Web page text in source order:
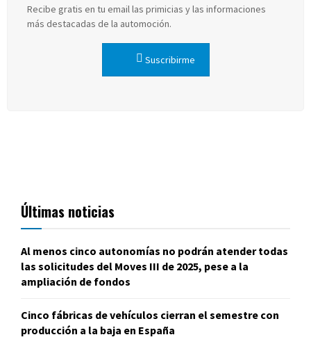
Recibe gratis en tu email las primicias y las informaciones
más destacadas de la automoción.
Suscribirme
Últimas noticias
Al menos cinco autonomías no podrán atender todas
las solicitudes del Moves III de 2025, pese a la
ampliación de fondos
Cinco fábricas de vehículos cierran el semestre con
producción a la baja en España